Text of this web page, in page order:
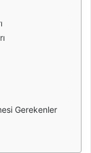
Gerekenler